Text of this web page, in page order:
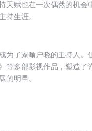
天赋也在一次偶然的机会
持生涯。
为了家喻户晓的主持人。
等多部影视作品，塑造了
的明星。